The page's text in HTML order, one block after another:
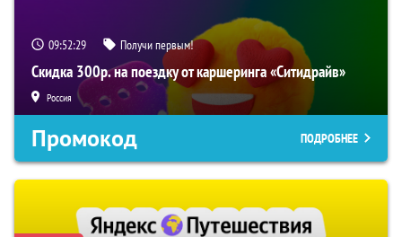
09:52:28 Получи первым!
Скидка 300р. на поездку от каршеринга «Ситидрайв»
Россия
Промокод ПОДРОБНЕЕ